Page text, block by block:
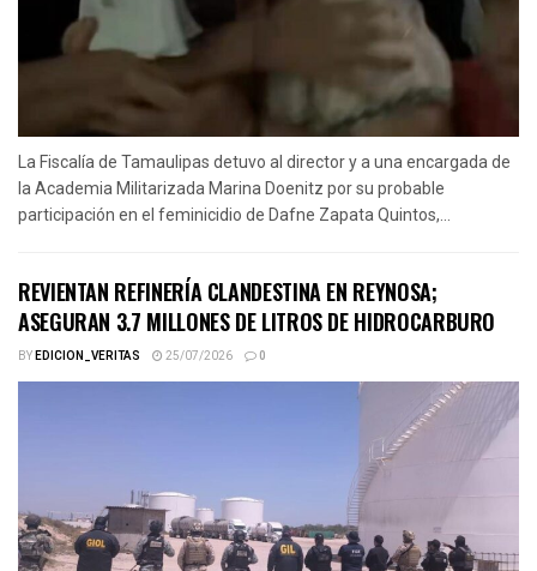
La Fiscalía de Tamaulipas detuvo al director y a una encargada de
la Academia Militarizada Marina Doenitz por su probable
participación en el feminicidio de Dafne Zapata Quintos,...
REVIENTAN REFINERÍA CLANDESTINA EN REYNOSA;
ASEGURAN 3.7 MILLONES DE LITROS DE HIDROCARBURO
BYEDICION_VERITAS 25/07/2026 0